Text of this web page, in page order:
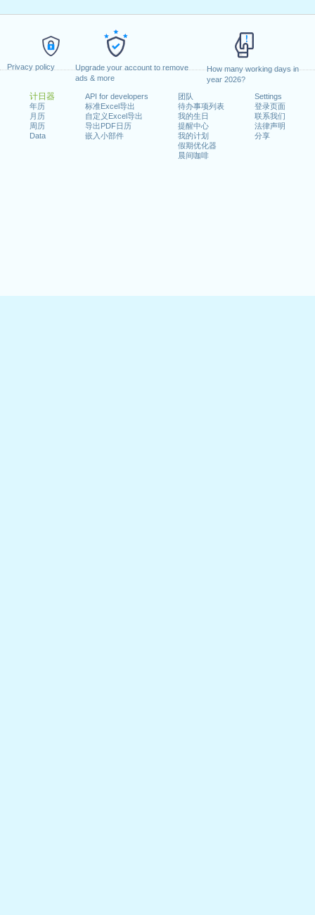
Privacy policy
Upgrade your account to remove
ads & more
How many working days in
year 2026?
计日器
年历
月历
周历
Data
API for developers
标准Excel导出
自定义Excel导出
导出PDF日历
嵌入小部件
团队
待办事项列表
我的生日
提醒中心
我的计划
假期优化器
晨间咖啡
Settings
登录页面
联系我们
法律声明
分享